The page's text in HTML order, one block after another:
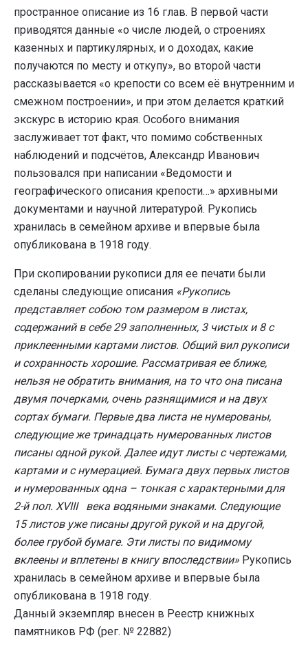
пространное описание из 16 глав. В первой части
приводятся данные «о числе людей, о строениях
казенных и партикулярных, и о доходах, какие
получаются по месту и откупу», во второй части
рассказывается «о крепости со всем её внутренним и
смежном построении», и при этом делается краткий
экскурс в историю края. Особого внимания
заслуживает тот факт, что помимо собственных
наблюдений и подсчётов, Александр Иванович
пользовался при написании «Ведомости и
географического описания крепости…» архивными
документами и научной литературой. Рукопись
хранилась в семейном архиве и впервые была
опубликована в 1918 году.
При скопировании рукописи для ее печати были
сделаны следующие описания «Рукопись
представляет собою том размером в листах,
содержаний в себе 29 заполненных, 3 чистых и 8 с
приклеенными картами листов. Общий вил рукописи
и сохранность хорошие. Рассматривая ее ближе,
нельзя не обратить внимания, на то что она писана
двумя почерками, очень разнящимися и на двух
сортах бумаги. Первые два листа не нумерованы,
следующие же тринадцать нумерованных листов
писаны одной рукой. Далее идут листы с чертежами,
картами и с нумерацией. Бумага двух первых листов
и нумерованных одна – тонкая с характерными для
2-й пол. XVIII века водяными знаками. Следующие
15 листов уже писаны другой рукой и на другой,
более грубой бумаге. Эти листы по видимому
вклеены и вплетены в книгу впоследствии» Рукопись
хранилась в семейном архиве и впервые была
опубликована в 1918 году.
Данный экземпляр внесен в Реестр книжных
памятников РФ (рег. № 22882)